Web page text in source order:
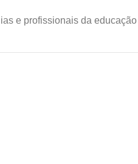
e profissionais da